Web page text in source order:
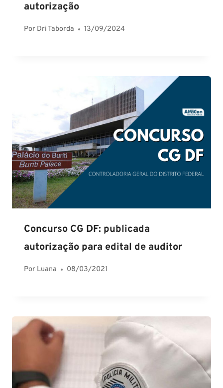
autorização
Por Dri Taborda 13/09/2024
Concurso CG DF: publicada
autorização para edital de auditor
Por Luana 08/03/2021